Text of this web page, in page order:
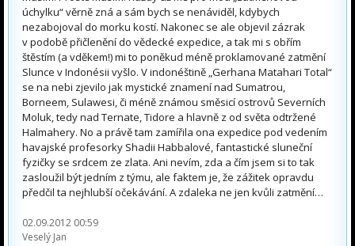
úchylku“ věrně zná a sám bych se nenáviděl, kdybych
nezabojoval do morku kostí. Nakonec se ale objevil zázrak
v podobě přičlenění do vědecké expedice, a tak mi s obřím
štěstím (a vděkem!) mi to poněkud méně proklamované zatmění
Slunce v Indonésii vyšlo. V indonéštině „Gerhana Matahari Total“
se na nebi zjevilo jak mystické znamení nad Sumatrou,
Borneem, Sulawesi, či méně známou směsicí ostrovů Severních
Moluk, tedy nad Ternate, Tidore a hlavně z od světa odtržené
Halmahery. No a právě tam zamířila ona expedice pod vedením
havajské profesorky Shadii Habbalové, fantastické sluneční
fyzičky se srdcem ze zlata. Ani nevím, zda a čím jsem si to tak
zasloužil být jedním z týmu, ale faktem je, že zážitek opravdu
předčil ta nejhlubší očekávání. A zdaleka ne jen kvůli zatmění…
02.09.2012 00:59
Veselý Jan